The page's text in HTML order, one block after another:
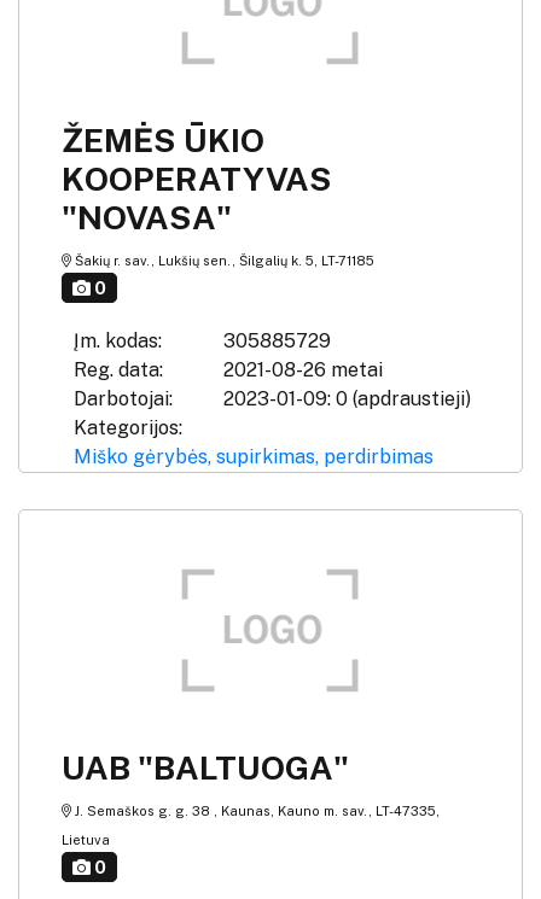
ŽEMĖS ŪKIO
KOOPERATYVAS
"NOVASA"
Šakių r. sav., Lukšių sen., Šilgalių k. 5, LT-71185
0
Įm. kodas:
305885729
Reg. data:
2021-08-26 metai
Darbotojai:
2023-01-09: 0 (apdraustieji)
Kategorijos:
Miško gėrybės, supirkimas, perdirbimas
UAB "BALTUOGA"
J. Semaškos g. g. 38 , Kaunas, Kauno m. sav., LT-47335,
Lietuva
0